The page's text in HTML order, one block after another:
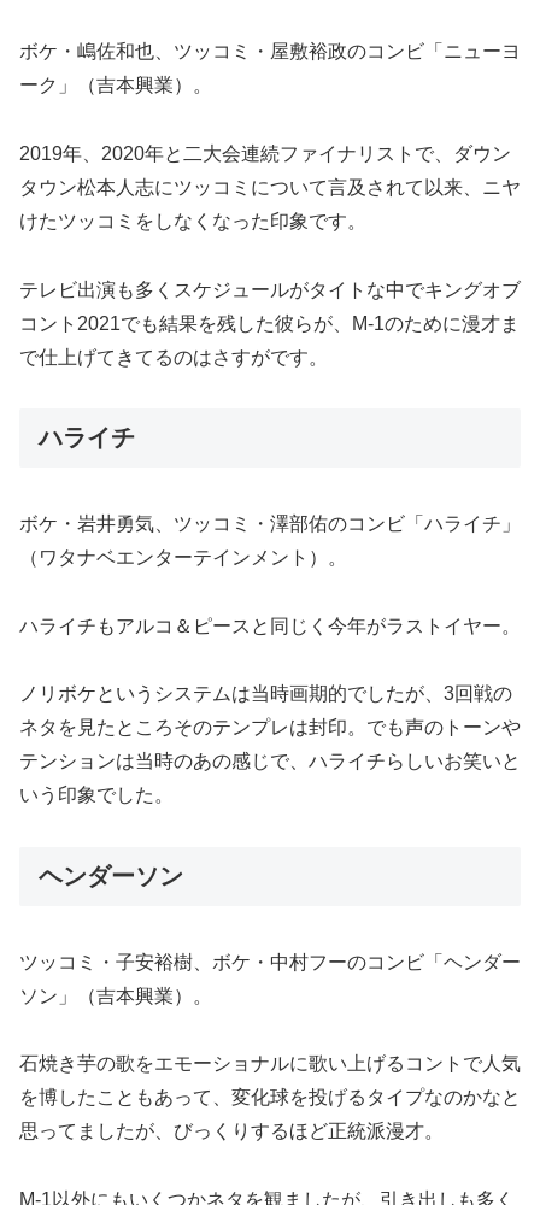
ボケ・嶋佐和也、ツッコミ・屋敷裕政のコンビ「ニューヨ
ーク」（吉本興業）。
2019年、2020年と二大会連続ファイナリストで、ダウン
タウン松本人志にツッコミについて言及されて以来、ニヤ
けたツッコミをしなくなった印象です。
テレビ出演も多くスケジュールがタイトな中でキングオブ
コント2021でも結果を残した彼らが、M-1のために漫才ま
で仕上げてきてるのはさすがです。
ハライチ
ボケ・岩井勇気、ツッコミ・澤部佑のコンビ「ハライチ」
（ワタナベエンターテインメント）。
ハライチもアルコ＆ピースと同じく今年がラストイヤー。
ノリボケというシステムは当時画期的でしたが、3回戦の
ネタを見たところそのテンプレは封印。でも声のトーンや
テンションは当時のあの感じで、ハライチらしいお笑いと
いう印象でした。
ヘンダーソン
ツッコミ・子安裕樹、ボケ・中村フーのコンビ「ヘンダー
ソン」（吉本興業）。
石焼き芋の歌をエモーショナルに歌い上げるコントで人気
を博したこともあって、変化球を投げるタイプなのかなと
思ってましたが、びっくりするほど正統派漫才。
M-1以外にもいくつかネタを観ましたが、引き出しも多く